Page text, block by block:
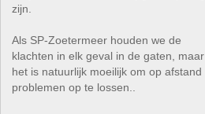
zijn.
Als SP-Zoetermeer houden we de
klachten in elk geval in de gaten, maar
het is natuurlijk moeilijk om op afstand
problemen op te lossen..